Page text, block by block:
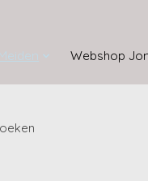
Webshop